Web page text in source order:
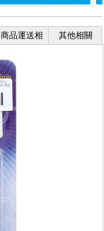
商品運送相
其他相關